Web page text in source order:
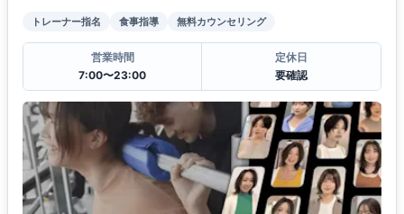
トレーナー指名 食事指導 無料カウンセリング
営業時間
7:00〜23:00
定休日
要確認